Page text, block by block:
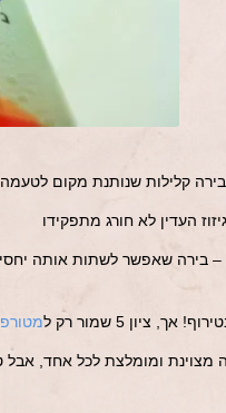
כמות אלכוהול מורגשת: 3 – בירה שאפשר